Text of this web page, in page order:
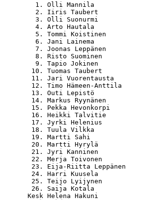
1. Olli Mannila
2. Iiris Taubert
3. Olli Suonurmi
4. Arto Hautala
5. Tommi Koistinen
6. Jani Lainema
7. Joonas Leppänen
8. Risto Suominen
9. Tapio Jokinen
10. Tuomas Taubert
11. Jari Vuorentausta
12. Timo Hämeen-Anttila
13. Outi Lepistö
14. Markus Ryynänen
15. Pekka Hevonkorpi
16. Heikki Talvitie
17. Jyrki Helenius
18. Tuula Vilkka
19. Martti Sahi
20. Martti Hyrylä
21. Jyri Kanninen
22. Merja Toivonen
23. Eija-Riitta Leppänen
24. Harri Kuusela
25. Teijo Lyijynen
26. Saija Kotala
Kesk Helena Hakuni